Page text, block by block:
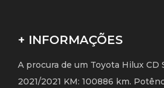
+ INFORMAÇÕES
A procura de um Toyota Hilux CD
2021/2021 KM: 100886 km.